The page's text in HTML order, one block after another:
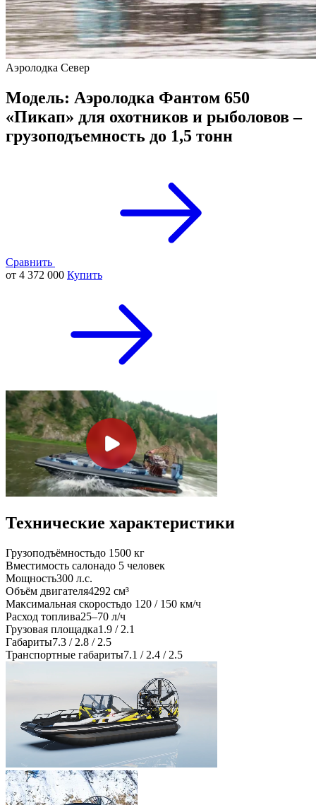
Аэролодка Север
Модель: Аэролодка Фантом 650
«Пикап» для охотников и рыболовов –
грузоподъемность до 1,5 тонн
Сравнить
от 4 372 000 Купить
Технические характеристики
Грузоподъёмностьдо 1500 кг
Вместимость салонадо 5 человек
Мощность300 л.с.
Объём двигателя4292 см³
Максимальная скоростьдо 120 / 150 км/ч
Расход топлива25–70 л/ч
Грузовая площадка1.9 / 2.1
Габариты7.3 / 2.8 / 2.5
Транспортные габариты7.1 / 2.4 / 2.5